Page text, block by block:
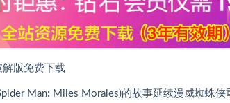
版免费下载
Man: Miles Morales)的故事延续漫威蜘蛛